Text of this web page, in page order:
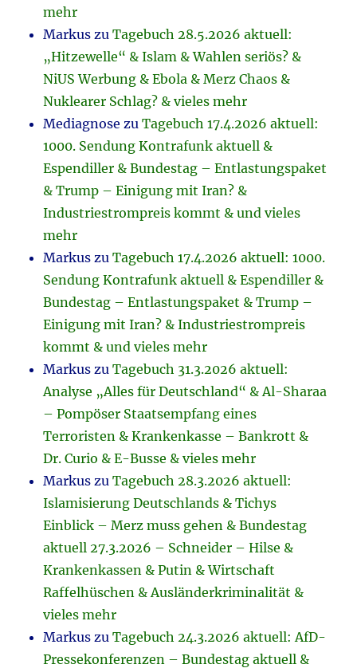
mehr
Markus zuTagebuch 28.5.2026 aktuell:
„Hitzewelle“ & Islam & Wahlen seriös? &
NiUS Werbung & Ebola & Merz Chaos &
Nuklearer Schlag? & vieles mehr
Mediagnose zuTagebuch 17.4.2026 aktuell:
1000. Sendung Kontrafunk aktuell &
Espendiller & Bundestag – Entlastungspaket
& Trump – Einigung mit Iran? &
Industriestrompreis kommt & und vieles
mehr
Markus zuTagebuch 17.4.2026 aktuell: 1000.
Sendung Kontrafunk aktuell & Espendiller &
Bundestag – Entlastungspaket & Trump –
Einigung mit Iran? & Industriestrompreis
kommt & und vieles mehr
Markus zuTagebuch 31.3.2026 aktuell:
Analyse „Alles für Deutschland“ & Al-Sharaa
– Pompöser Staatsempfang eines
Terroristen & Krankenkasse – Bankrott &
Dr. Curio & E-Busse & vieles mehr
Markus zuTagebuch 28.3.2026 aktuell:
Islamisierung Deutschlands & Tichys
Einblick – Merz muss gehen & Bundestag
aktuell 27.3.2026 – Schneider – Hilse &
Krankenkassen & Putin & Wirtschaft
Raffelhüschen & Ausländerkriminalität &
vieles mehr
Markus zuTagebuch 24.3.2026 aktuell: AfD-
Pressekonferenzen – Bundestag aktuell &